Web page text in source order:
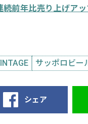
前年比売り上げア
サッポロビー
シェア